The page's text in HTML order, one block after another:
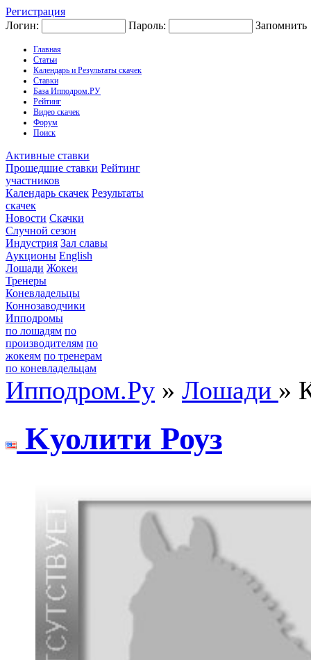
Регистрация
Логин:
Пароль: Запомнить
Главная
Статьи
Календарь и Результаты скачек
Ставки
База Ипподром.РУ
Рейтинг
Видео скачек
Форум
Поиск
Активные ставки
Прошедшие ставки Рейтинг
участников
Календарь скачек Результаты
скачек
Новости Скачки
Случной сезон
Индустрия Зал славы
Аукционы English
Лошади Жокеи
Тренеры
Коневладельцы
Коннозаводчики
Ипподромы
по лошадям по
производителям по
жокеям по тренерам
по коневладельцам
Ипподром.Ру » Лошади »
Kуолити Роуз